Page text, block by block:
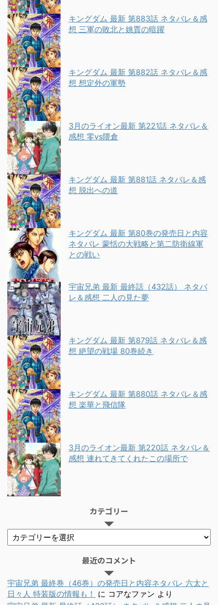
キングダム 最新 第883話 ネタバレ＆感
想 三軍の敗北と姚賈の暗躍
キングダム 最新 第882話 ネタバレ＆感
想 想定外の軍勢
3月のライオン最新 第221話 ネタバレ＆
感想 零vs隈倉
キングダム 最新 第881話 ネタバレ＆感
想 脱出への道
キングダム 最新 第80巻の発売日と内容
ネタバレ 蒙恬の大戦略と第二防衛線軍
との戦い
宇宙兄弟 最新 最終話（432話） ネタバ
レ＆感想 二人の見た夢
キングダム 最新 第879話 ネタバレ＆感
想 絶望の戦場 80巻続き
キングダム 最新 第880話 ネタバレ＆感
想 楽華と飛信隊
3月のライオン最新 第220話 ネタバレ＆
感想 連れてきてくれたこの場所で
カテゴリー
最近のコメント
宇宙兄弟 最終巻（46巻）の発売日と内容ネタバレ 六太と
日々人 特装版の情報も！
に コアなファン より